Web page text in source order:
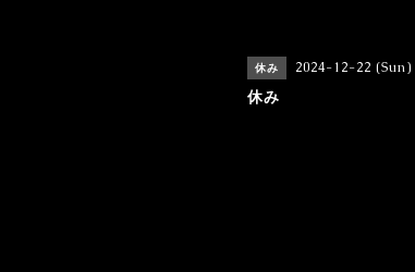
休み 2024-12-22 (Sun)
休み